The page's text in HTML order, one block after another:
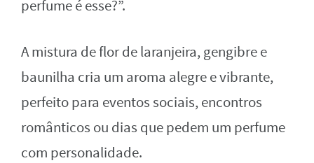
perfume é esse?”.
A mistura de flor de laranjeira, gengibre e
baunilha cria um aroma alegre e vibrante,
perfeito para eventos sociais, encontros
românticos ou dias que pedem um perfume
com personalidade.